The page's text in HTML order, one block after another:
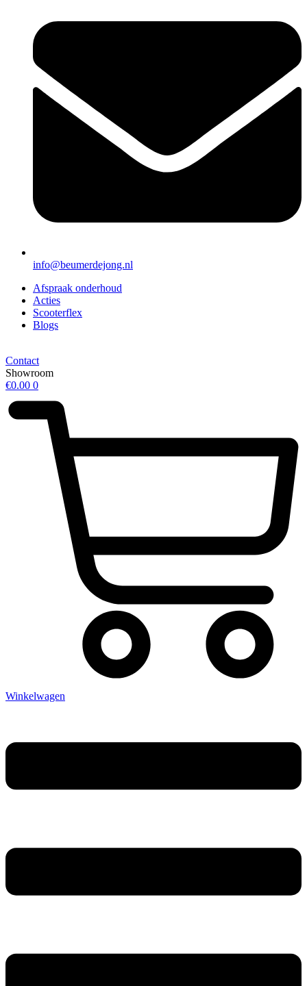
info@beumerdejong.nl
Afspraak onderhoud
Acties
Scooterflex
Blogs
Contact
Showroom
€0.00 0
Winkelwagen